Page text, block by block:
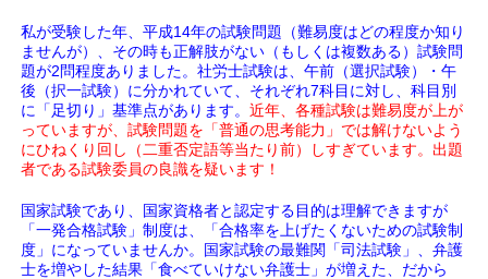
私が受験した年、平成14年の試験問題（難易度はどの程度か知り
ませんが）、その時も正解肢がない（もしくは複数ある）試験問
題が2問程度ありました。社労士試験は、午前（選択試験）・午
後（択一試験）に分かれていて、それぞれ7科目に対し、科目別
に「足切り」基準点があります。近年、各種試験は難易度が上が
っていますが、試験問題を「普通の思考能力」では解けないよう
にひねくり回し（二重否定語等当たり前）しすぎています。出題
者である試験委員の良識を疑います！
国家試験であり、国家資格者と認定する目的は理解できますが
「一発合格試験」制度は、「合格率を上げたくないための試験制
度」になっていませんか。国家試験の最難関「司法試験」、弁護
士を増やした結果「食べていけない弁護士」が増えた、だから